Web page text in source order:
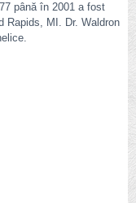
până în 2001 a fost
Rapids, MI. Dr. Waldron